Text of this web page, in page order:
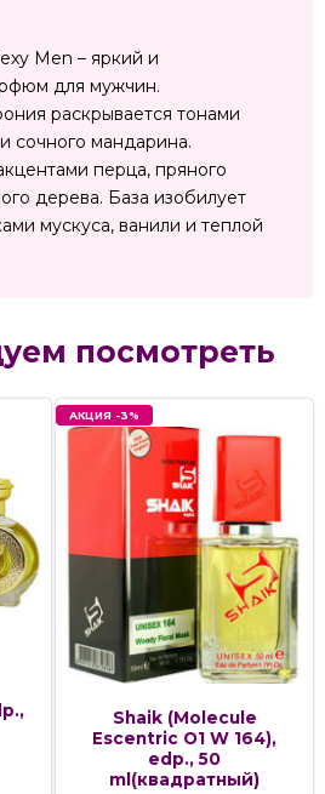
Men – яркий и
для мужчин.
раскрывается тонами
сочного мандарина.
перца, пряного
дерева. База изобилует
мускуса, ванили и теплой
посмотреть
АКЦИЯ -3%
Shaik (Molecule
Escentric O1 W 164),
edp., 50
ml(квадратный)